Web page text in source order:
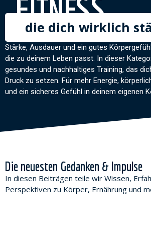
FITNESS
die dich wirklich
Stärke, Ausdauer und ein gutes
die zu deinem Leben passt. In dieser
gesundes und nachhaltiges Training, das
Druck zu setzen. Für mehr Energie,
und ein sicheres Gefühl in deinem eigenen
Die neuesten Gedanken & Impulse
In diesen Beiträgen teile wir Wissen,
Perspektiven zu Körper, Ernährung und